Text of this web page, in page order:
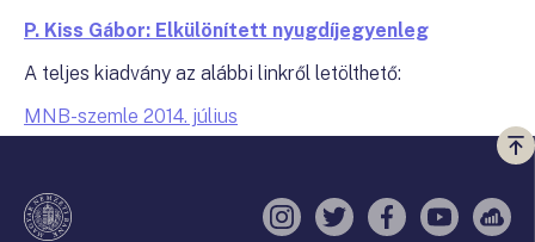
P. Kiss Gábor: Elkülönített nyugdíjegyenleg
A teljes kiadvány az alábbi linkről letölthető:
MNB-szemle 2014. július
a
Instagram
TwitterFacebook
YouTube